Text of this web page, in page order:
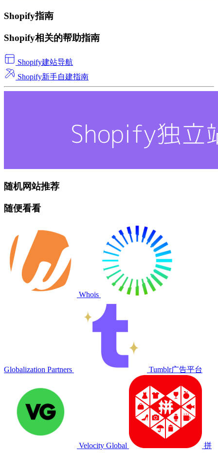
Shopify指南
Shopify相关的帮助指南
Shopify建站导航
Shopify新手自建指南
随机网站推荐
随便看看
Whois
Globalization Partners Tumblr广告平台
Velocity Global 拼